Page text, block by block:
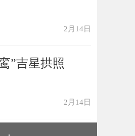
2月14日
”吉星拱照
2月14日